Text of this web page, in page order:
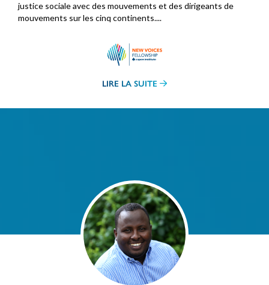
justice sociale avec des mouvements et des dirigeants de
mouvements sur les cinq continents....
LIRE LA SUITE